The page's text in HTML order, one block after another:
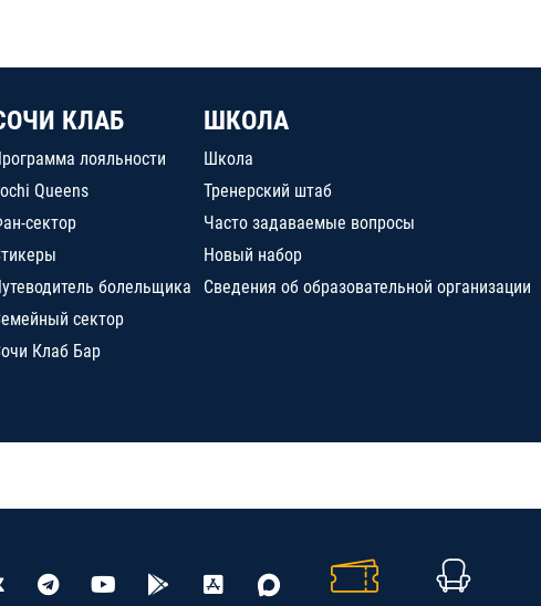
КЛАБ
лояльности
Queens
сектор
болельщика
сектор
Клаб Бар
ШКОЛА
Школа
Тренерский штаб
Часто задаваемые вопросы
Новый набор
Сведения об образовательной организации